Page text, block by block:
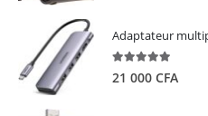
5.00out of 5
21 000 CFA